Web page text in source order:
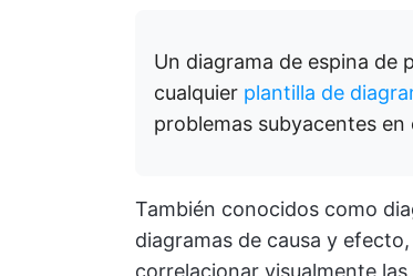
Un diagrama de espina de
cualquier plantilla de
problemas subyacentes
También conocidos como
diagramas de causa y
correlacionar visualmente